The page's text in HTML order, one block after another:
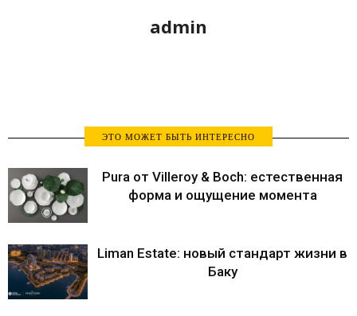
admin
ЭТО МОЖЕТ БЫТЬ ИНТЕРЕСНО
Pura от Villeroy & Boch: естественная
форма и ощущение момента
Liman Estate: новый стандарт жизни в
Баку